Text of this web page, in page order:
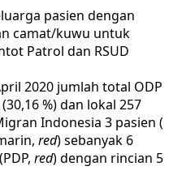
pasien dengan
camat/kuwu untuk
Patrol dan RSUD
2020 jumlah total ODP
%) dan lokal 257
Indonesia 3 pasien (
red) sebanyak 6
red) dengan rincian 5